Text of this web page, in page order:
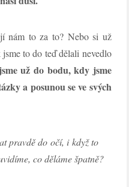
nám to za to? Nebo si už
to do teď dělali nevedlo
už do bodu, kdy jsme
a posunou se ve svých
pravdě do očí, i když to
co děláme špatně?